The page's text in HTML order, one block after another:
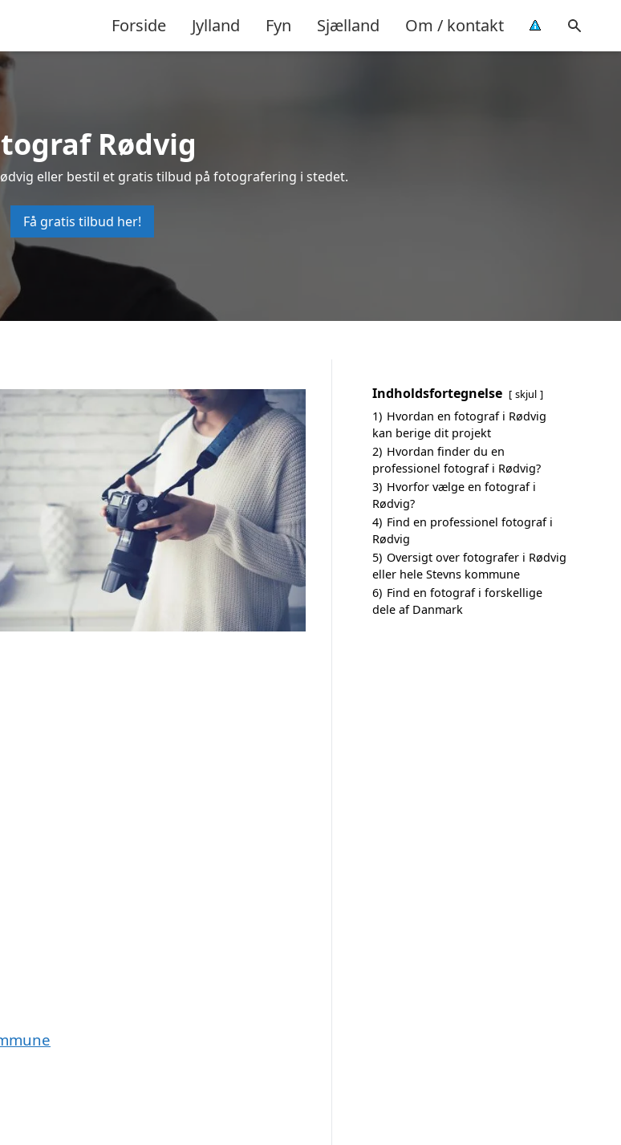
Forside Jylland Fyn Sjælland Om / kontakt
Rødvig
eller bestil et gratis tilbud på fotografering i stedet.
Få gratis tilbud her!
Indholdsfortegnelse skjul
1) Hvordan en fotograf i Rødvig
kan berige dit projekt
2) Hvordan finder du en
professionel fotograf i Rødvig?
3) Hvorfor vælge en fotograf i
Rødvig?
4) Find en professionel fotograf i
Rødvig
5) Oversigt over fotografer i Rødvig
eller hele Stevns kommune
6) Find en fotograf i forskellige
dele af Danmark